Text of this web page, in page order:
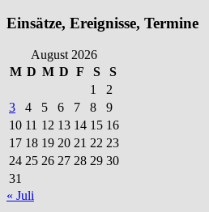
Einsätze, Ereignisse, Termine
August 2026
M D M D F S
S
1
2
3
4 5 6 7 8
9
10 11 12 13 14 15 16
17 18 19 20 21 22 23
24 25 26 27 28 29 30
31
« Juli